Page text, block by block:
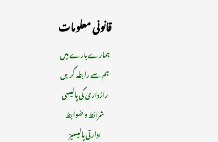
قانونی معلومات
ہمارے بارے میں
ہم سے رابطہ کریں
رازداری کی پالیسی
شرائط و ضوابط
ادارتی پالیسیز